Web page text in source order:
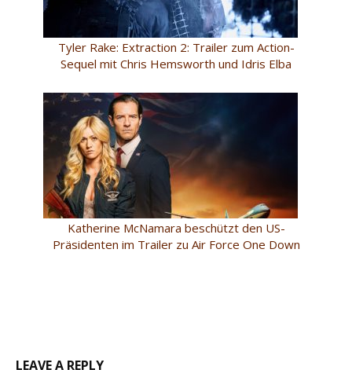
Tyler Rake: Extraction 2: Trailer zum Action-
Sequel mit Chris Hemsworth und Idris Elba
Katherine McNamara beschützt den US-
Präsidenten im Trailer zu Air Force One Down
LEAVE A REPLY